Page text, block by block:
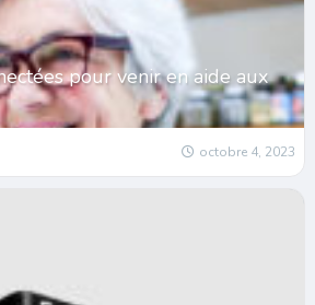
pour venir en aide aux
octobre 4, 2023